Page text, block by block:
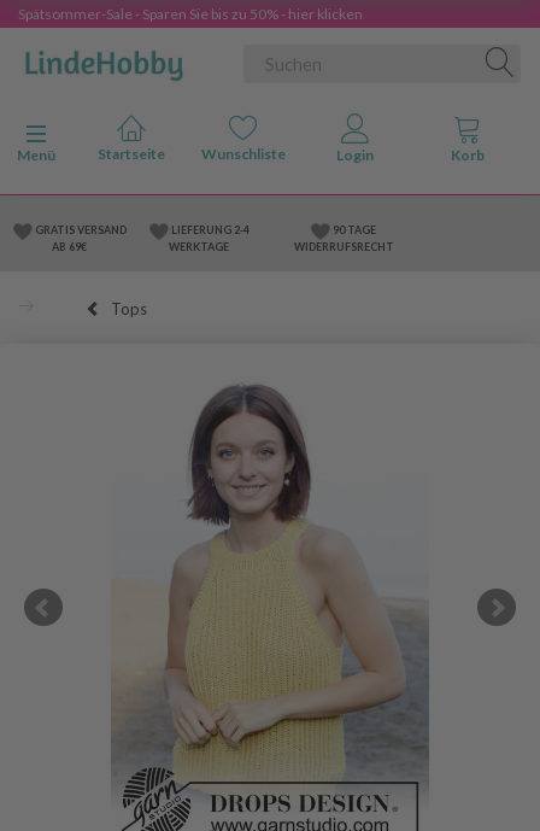
Spätsommer-Sale - Sparen Sie bis zu 50% - hier klicken
Anzeige ändern
Menü
GRATIS VERSAND
AB 69€
LIEFERUNG 2-4
WERKTAGE
90 TAGE
WIDERRUFSRECHT
Tops